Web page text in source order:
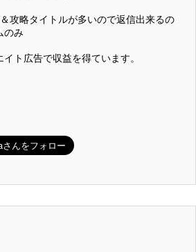
攻略タイトルが多いので返信出来るの
のみ
ト広告で収益を得ています。